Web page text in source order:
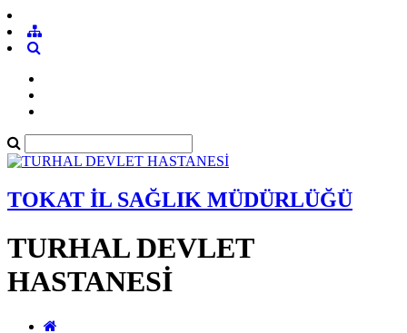
TOKAT İL SAĞLIK MÜDÜRLÜĞÜ
TURHAL DEVLET
HASTANESİ